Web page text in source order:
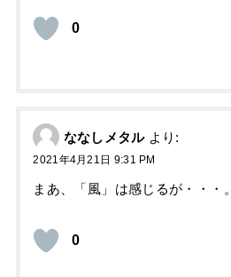
0
ななしメタル より:
2021年4月21日 9:31 PM
まあ、「風」は感じるが・・・。
0